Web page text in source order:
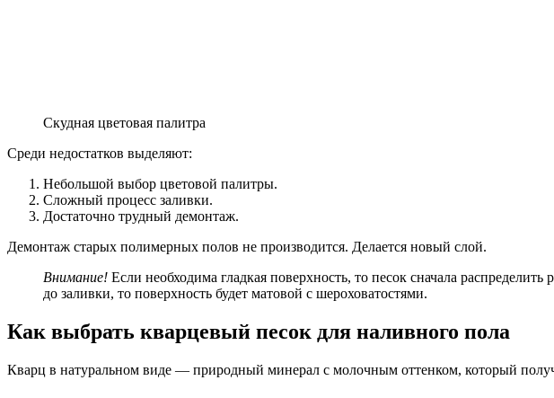
Скудная цветовая палитра
Среди недостатков выделяют:
Небольшой выбор цветовой палитры.
Сложный процесс заливки.
Достаточно трудный демонтаж.
Демонтаж старых полимерных полов не производится. Делается новый слой.
Внимание! Если необходима гладкая поверхность, то песок сначала
до заливки, то поверхность будет матовой с шероховатостями.
Как выбрать кварцевый песок для наливного пола
Кварц в натуральном виде — природный минерал с молочным оттенком, который